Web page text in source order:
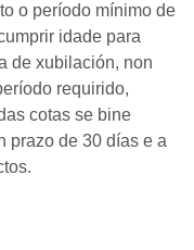
o período mínimo de
idade para
de xubilación, non
requirido,
cotas se bine
prazo de 30 días e a